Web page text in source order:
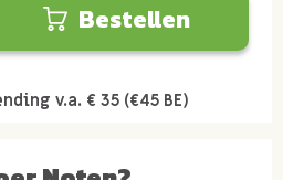
Bestellen
v.a. € 35 (€45 BE)